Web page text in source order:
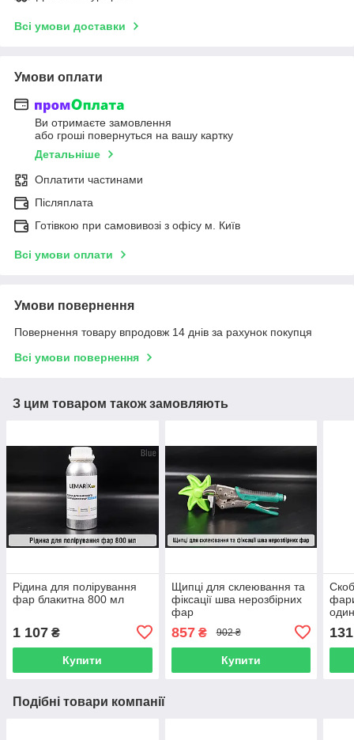
Всі умови доставки
Умови оплати
Ви отримаєте замовлення
або гроші повернуться на вашу картку
Детальніше
Оплатити частинами
Післяплата
Готівкою при самовивозі з офісу м. Київ
Всі умови оплати
Умови повернення
Повернення товару впродовж 14 днів за рахунок покупця
Всі умови повернення
З цим товаром також замовляють
Рідина для полірування
фар блакитна 800 мл
1 107 ₴
Купити
Щипці для склеювання та
фіксації шва нерозбірних
фар
857₴ 902 ₴
Купити
131
Подібні товари компанії